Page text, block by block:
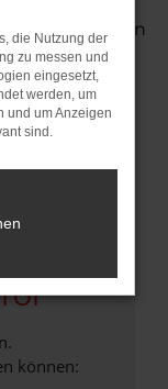
erhalten
die zu Ihnen
können:
die Nutzung der
zu messen und
eingesetzt,
werden, um
und um Anzeigen
sind.